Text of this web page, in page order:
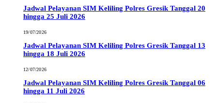
Jadwal Pelayanan SIM Keliling Polres Gresik Tanggal 20
hingga 25 Juli 2026
19/07/2026
Jadwal Pelayanan SIM Keliling Polres Gresik Tanggal 13
hingga 18 Juli 2026
12/07/2026
Jadwal Pelayanan SIM Keliling Polres Gresik Tanggal 06
hingga 11 Juli 2026